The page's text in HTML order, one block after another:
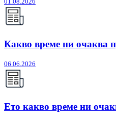
Какво време ни очаква
06.06.2026
Ето какво време ни